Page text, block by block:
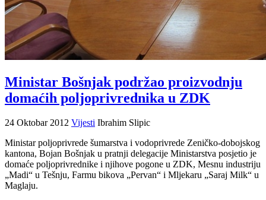
Ministar Bošnjak podržao proizvodnju
domaćih poljoprivrednika u ZDK
24 Oktobar 2012 Vijesti Ibrahim Slipic
Ministar poljoprivrede šumarstva i vodoprivrede Zeničko-dobojskog
kantona, Bojan Bošnjak u pratnji delegacije Ministarstva posjetio je
domaće poljoprivrednike i njihove pogone u ZDK, Mesnu industriju
„Madi“ u Tešnju, Farmu bikova „Pervan“ i Mljekaru „Saraj Milk“ u
Maglaju.